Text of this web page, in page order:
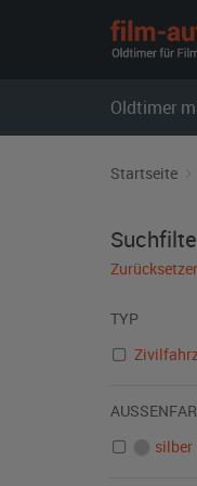
Oldtimer
Startseite
TYP
silber